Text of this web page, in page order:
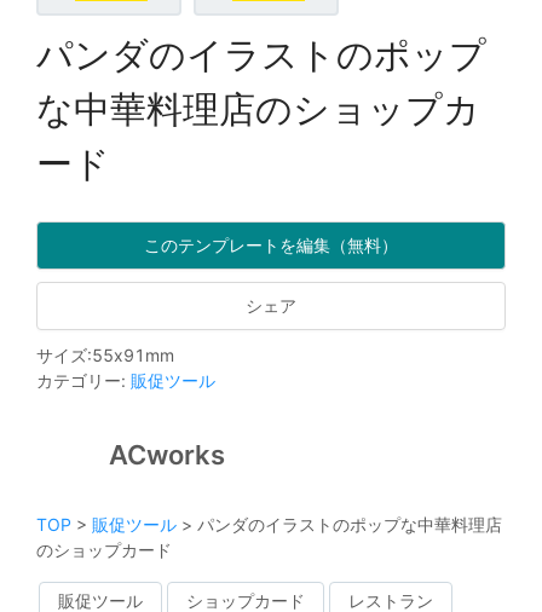
パンダのイラストのポップ
な中華料理店のショップカ
ード
このテンプレートを編集（無料）
シェア
サイズ:55x91 mm
カテゴリー: 販促ツール
ACworks
TOP > 販促ツール > パンダのイラストのポップな中華料理店
のショップカード
販促ツール ショップカード レストラン